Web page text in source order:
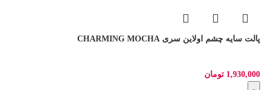
پالت سایه چشم اولاین سری CHARMING MOCHA
1,930,000 تومان